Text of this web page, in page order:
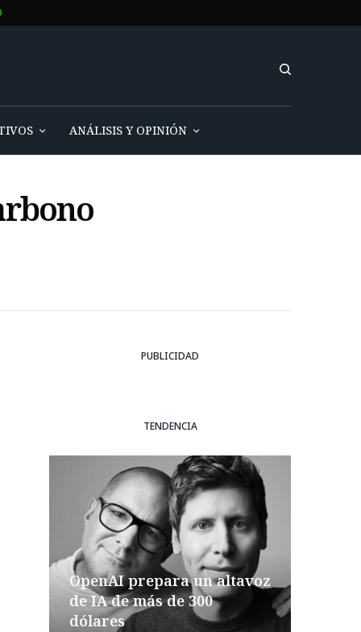
ANÁLISIS Y OPINIÓN
PUBLICIDAD
TENDENCIA
OpenAI prepara un altavoz
de IA de más de 300
dólares